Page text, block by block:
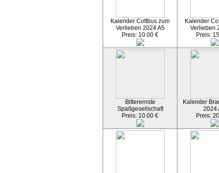
Kalender Cottbus zum
Verlieben 2024 A5
Preis: 10.00 €
Kalender
Verlieben
Preis:
Bitterernste
Spaßgesellschaft
Preis: 10.00 €
Kalender
2024
Preis: